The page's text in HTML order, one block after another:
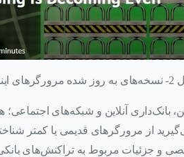
استفاده می‌کنند​
بانک‌داری آنلاین و شبکه‌های
از مرورگرهای قدیمی یا کمتر
و جزئیات مربوط به تراکنش‌های بانکی